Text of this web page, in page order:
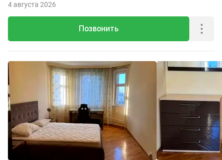
Позвонить
4 августа 2026